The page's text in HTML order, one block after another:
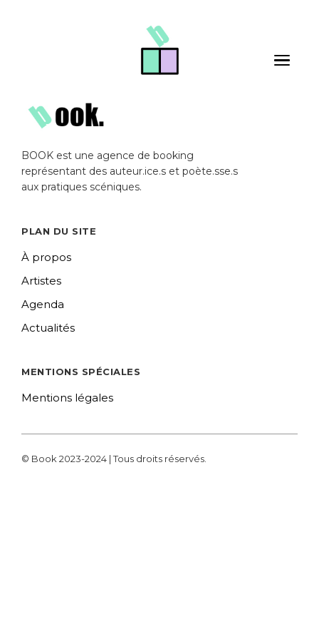
Toggle
BOOK est une agence de booking
représentant des auteur.ice.s et poète.sse.s
aux pratiques scéniques.
PLAN DU SITE
À propos
Artistes
Agenda
Actualités
MENTIONS SPÉCIALES
Mentions légales
© Book 2023-2024 | Tous droits réservés.